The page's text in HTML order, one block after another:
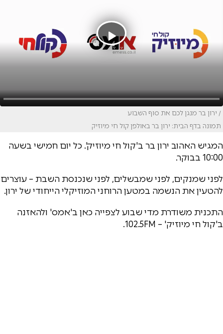
/ ירון בר מנגן לכם את סוף השבוע
תמונה בדף הבית: ירון בר באולפן קול חי מיוזיק
המגיש האהוב ירון בר ב'קול חי מיוזיק'. כל יום חמישי בשעה
10:00 בבוקר.
לפני שמנקים, לפני שמבשלים, לפני שנכנסת השבת – עוצרים
להטעין את הנשמה במטען הרוחני המוזיקלי הייחודי של ירון.
התכנית משודרת מדי שבוע לצפייה כאן ב'אמס' ולהאזנה
ב'קול חי מיוזיק' – 102.5FM.